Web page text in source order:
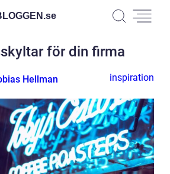
se
för din firma
Hellman inspiration